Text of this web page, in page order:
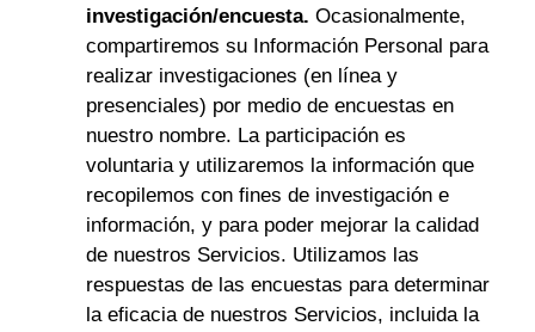
investigación/encuesta. Ocasionalmente,
compartiremos su Información Personal para
realizar investigaciones (en línea y
presenciales) por medio de encuestas en
nuestro nombre. La participación es
voluntaria y utilizaremos la información que
recopilemos con fines de investigación e
información, y para poder mejorar la calidad
de nuestros Servicios. Utilizamos las
respuestas de las encuestas para determinar
la eficacia de nuestros Servicios, incluida la